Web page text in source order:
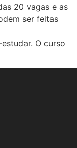
20 vagas e as
ser feitas
O curso